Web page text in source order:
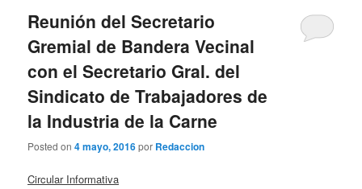
Reunión del Secretario
Gremial de Bandera Vecinal
con el Secretario Gral. del
Sindicato de Trabajadores de
la Industria de la Carne
Posted on4 mayo, 2016por Redaccion
Circular Informativa